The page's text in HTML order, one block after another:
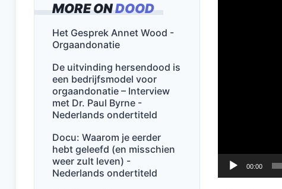
MORE ONDOOD
Het Gesprek Annet Wood -
Orgaandonatie
De uitvinding hersendood is
een bedrijfsmodel voor
orgaandonatie – Interview
met Dr. Paul Byrne -
Nederlands ondertiteld
Docu: Waarom je eerder
hebt geleefd (en misschien
weer zult leven) -
Nederlands ondertiteld
00:00